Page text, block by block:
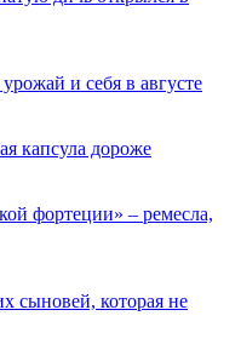
и себя в августе
капсула дороже
фортеции» – ремесла,
сыновей, которая не